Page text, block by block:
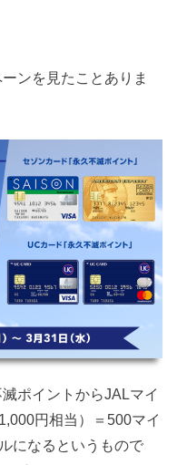
ンを見たことありま
ポイントからJALマイ
円相当）＝500マイ
になるというもので